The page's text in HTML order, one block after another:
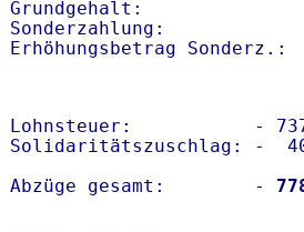
Grundgehalt:
Sonderzahlung:
Erhöhungsbetrag
Lohnsteuer:           -
Solidaritätszuschlag: -
Abzüge gesamt:        -